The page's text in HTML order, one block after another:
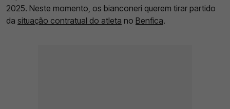
2025. Neste momento, os bianconeri querem tirar partido
da situação contratual do atleta no Benfica.